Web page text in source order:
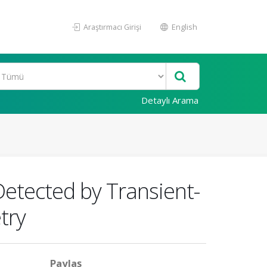
Araştırmacı Girişi English
Detaylı Arama
by Transient-
Paylaş